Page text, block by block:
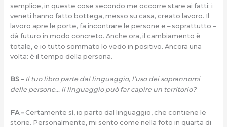
semplice, in queste cose secondo me occorre stare ai fatti: i
veneti hanno fatto bottega, messo su casa, creato lavoro. Il
lavoro apre le porte, fa incontrare le persone e – soprattutto –
dà futuro in modo concreto. Anche ora, il cambiamento è
totale, e io tutto sommato lo vedo in positivo. Ancora una
volta: è il tempo della persona.
BS – Il tuo libro parte dal linguaggio, l’uso dei soprannomi
delle persone… il linguaggio può far capire un territorio?
FA – Certamente sì, io parto dal linguaggio, che contiene le
storie. Personalmente, mi sento come nella foto in quarta di